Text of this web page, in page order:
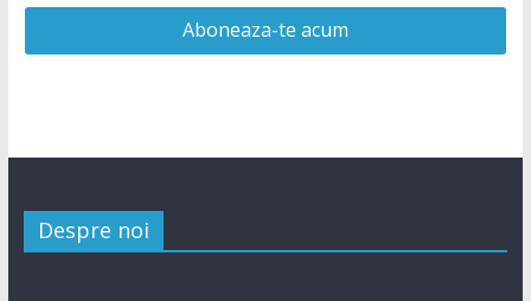
Despre noi